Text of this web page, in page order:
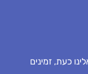
כעת, זמינים